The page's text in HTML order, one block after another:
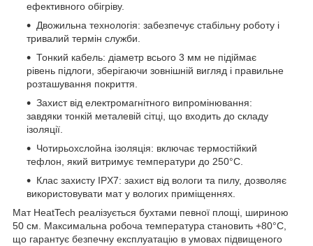
ефективного обігріву.
Двожильна технологія: забезпечує стабільну роботу і
тривалий термін служби.
Тонкий кабель: діаметр всього 3 мм не підіймає
рівень підлоги, зберігаючи зовнішній вигляд і правильне
розташування покриття.
Захист від електромагнітного випромінювання:
завдяки тонкій металевій сітці, що входить до складу
ізоляції.
Чотирьохслойна ізоляція: включає термостійкий
тефлон, який витримує температури до 250°C.
Клас захисту IPX7: захист від вологи та пилу, дозволяє
використовувати мат у вологих приміщеннях.
Мат HeatTech реалізується бухтами певної площі, шириною
50 см. Максимальна робоча температура становить +80°C,
що гарантує безпечну експлуатацію в умовах підвищеного